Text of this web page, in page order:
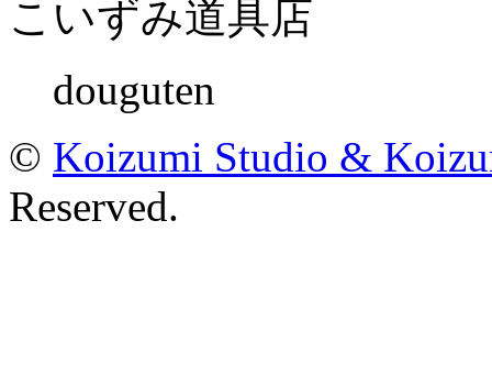
こいずみ道具店
douguten
© Koizumi Studio &
Reserved.